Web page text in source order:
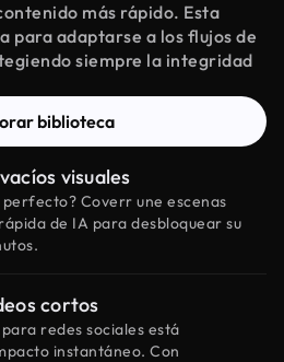
más rápido. Esta
para adaptarse a los flujos de
siempre la integridad
biblioteca
visuales
Coverr une escenas
de IA para desbloquear su
cortos
redes sociales está
instantáneo. Con